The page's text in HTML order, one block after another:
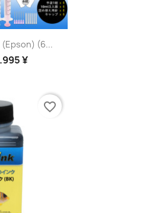
(Epson) (6...
¥
favorite_border